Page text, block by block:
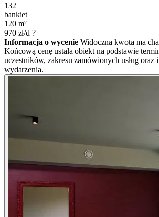
132
bankiet
120 m²
970 zł/d ?
Informacja o wycenie Widoczna kwota ma
Końcową cenę ustala obiekt na podstawie
uczestników, zakresu zamówionych usług oraz
wydarzenia.